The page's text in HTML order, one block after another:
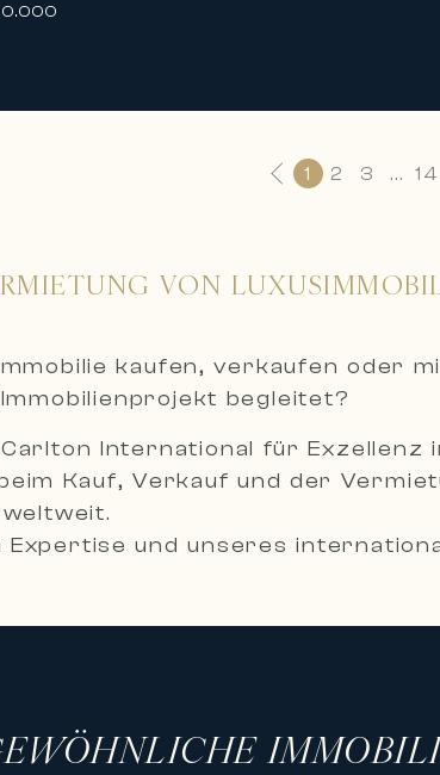
1 2 3 ... 14
VON
kaufen, verkaufen oder
begleitet?
International für Exzellenz
Kauf, Verkauf und der
und unseres
Betreuung, um Ihre